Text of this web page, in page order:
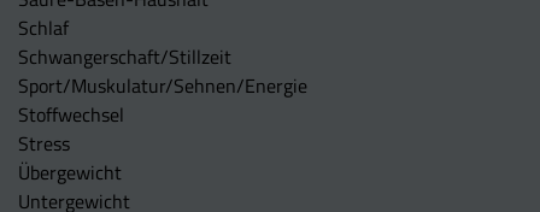
Schlaf
Schwangerschaft/Stillzeit
Sport/Muskulatur/Sehnen/Energie
Stoffwechsel
Stress
Übergewicht
Untergewicht